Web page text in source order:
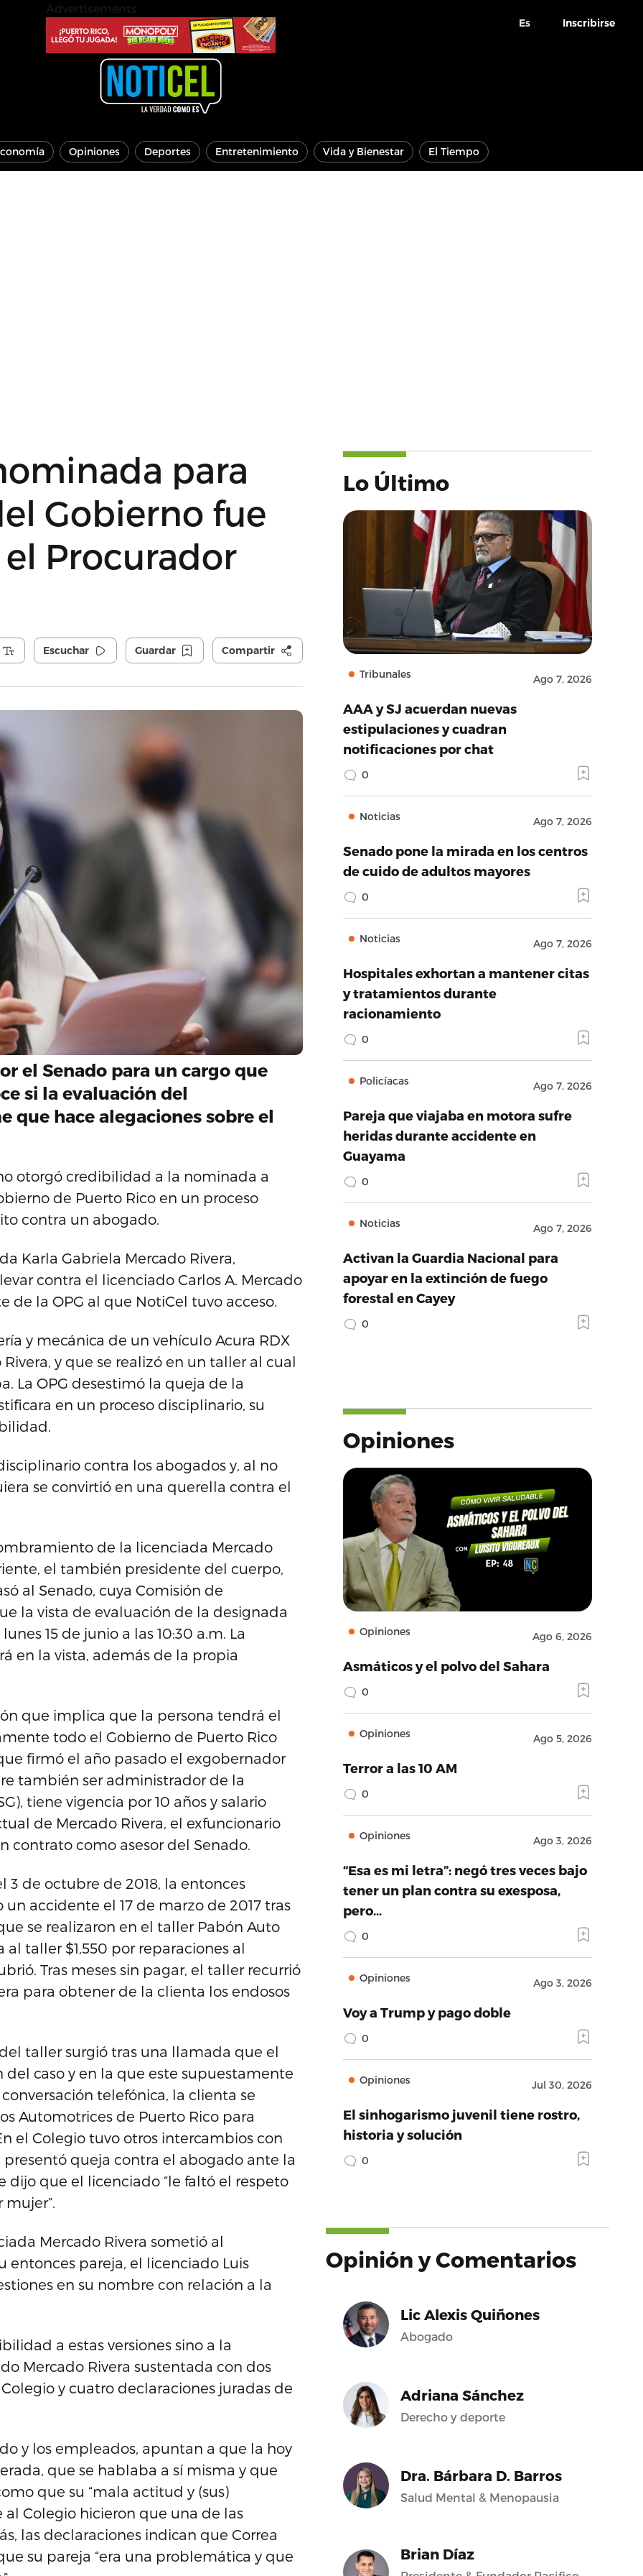
Es Inscribirse
Opiniones Deportes Entretenimiento Vida y Bienestar El Tiempo
para
Gobierno fue
Procurador
Escuchar Guardar Compartir
el Senado para un cargo que
si la evaluación del
hace alegaciones sobre el
otorgó credibilidad a la nominada a
de Puerto Rico en un proceso
contra un abogado.
Karla Gabriela Mercado Rivera,
contra el licenciado Carlos A. Mercado
de la OPG al que NotiCel tuvo acceso.
y mecánica de un vehículo Acura RDX
y que se realizó en un taller al cual
La OPG desestimó la queja de la
en un proceso disciplinario, su
contra los abogados y, al no
se convirtió en una querella contra el
de la licenciada Mercado
el también presidente del cuerpo,
al Senado, cuya Comisión de
la vista de evaluación de la designada
15 de junio a las 10:30 a.m. La
en la vista, además de la propia
que implica que la persona tendrá el
todo el Gobierno de Puerto Rico
firmó el año pasado el exgobernador
también ser administrador de la
tiene vigencia por 10 años y salario
de Mercado Rivera, el exfuncionario
contrato como asesor del Senado.
3 de octubre de 2018, la entonces
accidente el 17 de marzo de 2017 tras
se realizaron en el taller Pabón Auto
taller $1,550 por reparaciones al
Tras meses sin pagar, el taller recurrió
para obtener de la clienta los endosos
taller surgió tras una llamada que el
caso y en la que este supuestamente
telefónica, la clienta se
Automotrices de Puerto Rico para
el Colegio tuvo otros intercambios con
queja contra el abogado ante la
que el licenciado “le faltó el respeto
Mercado Rivera sometió al
entonces pareja, el licenciado Luis
en su nombre con relación a la
a estas versiones sino a la
Mercado Rivera sustentada con dos
y cuatro declaraciones juradas de
y los empleados, apuntan a que la hoy
que se hablaba a sí misma y que
que su “mala actitud y (sus)
al Colegio hicieron que una de las
las declaraciones indican que Correa
su pareja “era una problemática y que
Lo Último
Tribunales Ago 7, 2026
AAA y SJ acuerdan nuevas
estipulaciones y cuadran
notificaciones por chat
0
Noticias Ago 7, 2026
Senado pone la mirada en los centros
de cuido de adultos mayores
0
Noticias Ago 7, 2026
Hospitales exhortan a mantener citas
y tratamientos durante
racionamiento
0
Policíacas Ago 7, 2026
Pareja que viajaba en motora sufre
heridas durante accidente en
Guayama
0
Noticias Ago 7, 2026
Activan la Guardia Nacional para
apoyar en la extinción de fuego
forestal en Cayey
0
Opiniones
Opiniones Ago 6, 2026
Asmáticos y el polvo del Sahara
0
Opiniones Ago 5, 2026
Terror a las 10 AM
0
Opiniones Ago 3, 2026
“Esa es mi letra”: negó tres veces bajo
tener un plan contra su exesposa,
pero…
0
Opiniones Ago 3, 2026
Voy a Trump y pago doble
0
Opiniones Jul 30, 2026
El sinhogarismo juvenil tiene rostro,
historia y solución
0
Opinión y Comentarios
Lic Alexis Quiñones
Abogado
Adriana Sánchez
Derecho y deporte
Dra. Bárbara D. Barros
Salud Mental & Menopausia
Brian Díaz